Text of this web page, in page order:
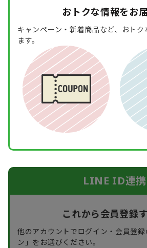
おトクな情報をお
キャンペーン・新着商品など、おトク
ます。
LINE ID連携
これから会員登録
他のアカウントでログイン・会員登
ン」をお選びください。